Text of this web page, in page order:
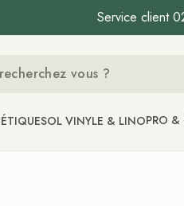
Service client
SOL VINYLE & LINOPRO &